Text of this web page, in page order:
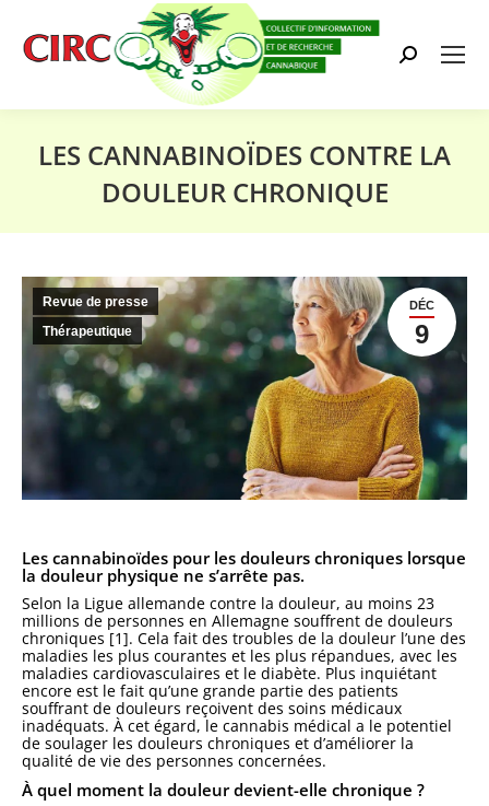
Search:
LES CANNABINOÏDES CONTRE LA
DOULEUR CHRONIQUE
DÉC
9
Revue de presse
Thérapeutique
Les cannabinoïdes pour les douleurs chroniques lorsque
la douleur physique ne s’arrête pas.
Selon la Ligue allemande contre la douleur, au moins 23
millions de personnes en Allemagne souffrent de douleurs
chroniques [1]. Cela fait des troubles de la douleur l’une des
maladies les plus courantes et les plus répandues, avec les
maladies cardiovasculaires et le diabète. Plus inquiétant
encore est le fait qu’une grande partie des patients
souffrant de douleurs reçoivent des soins médicaux
inadéquats. À cet égard, le cannabis médical a le potentiel
de soulager les douleurs chroniques et d’améliorer la
qualité de vie des personnes concernées.
À quel moment la douleur devient-elle chronique ?